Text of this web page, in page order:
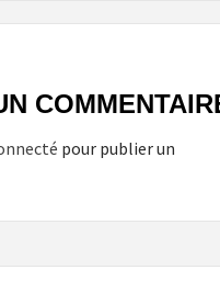
pour publier un